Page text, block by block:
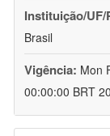
Instituição/UF/
Brasil
Vigência: Mon
00:00:00 BRT